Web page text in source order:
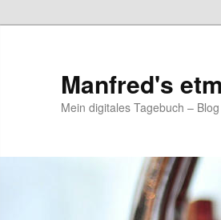
Manfred's
Mein digitales Tagebuch –